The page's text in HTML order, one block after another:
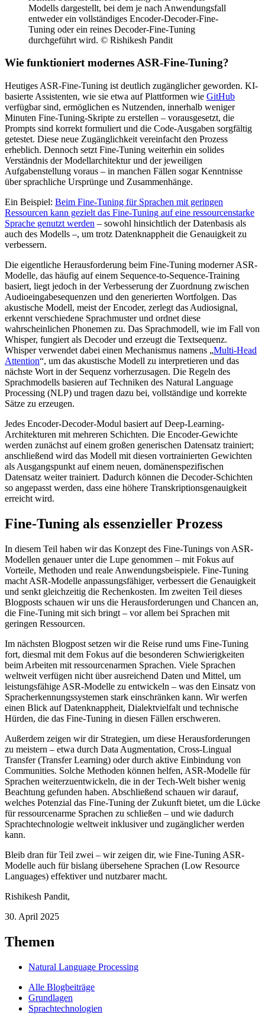
Modells dargestellt, bei dem je nach Anwendungsfall
entweder ein vollständiges Encoder-Decoder-Fine-
Tuning oder ein reines Decoder-Fine-Tuning
durchgeführt wird. © Rishikesh Pandit
Wie funktioniert modernes ASR-Fine-Tuning?
Heutiges ASR-Fine-Tuning ist deutlich zugänglicher geworden. KI-
basierte Assistenten, wie sie etwa auf Plattformen wie GitHub
verfügbar sind, ermöglichen es Nutzenden, innerhalb weniger
Minuten Fine-Tuning-Skripte zu erstellen – vorausgesetzt, die
Prompts sind korrekt formuliert und die Code-Ausgaben sorgfältig
getestet. Diese neue Zugänglichkeit vereinfacht den Prozess
erheblich. Dennoch setzt Fine-Tuning weiterhin ein solides
Verständnis der Modellarchitektur und der jeweiligen
Aufgabenstellung voraus – in manchen Fällen sogar Kenntnisse
über sprachliche Ursprünge und Zusammenhänge.
Ein Beispiel: Beim Fine-Tuning für Sprachen mit geringen
Ressourcen kann gezielt das Fine-Tuning auf eine ressourcenstarke
Sprache genutzt werden – sowohl hinsichtlich der Datenbasis als
auch des Modells –, um trotz Datenknappheit die Genauigkeit zu
verbessern.
Die eigentliche Herausforderung beim Fine-Tuning moderner ASR-
Modelle, das häufig auf einem Sequence-to-Sequence-Training
basiert, liegt jedoch in der Verbesserung der Zuordnung zwischen
Audioeingabesequenzen und den generierten Wortfolgen. Das
akustische Modell, meist der Encoder, zerlegt das Audiosignal,
erkennt verschiedene Sprachmuster und ordnet diese
wahrscheinlichen Phonemen zu. Das Sprachmodell, wie im Fall von
Whisper, fungiert als Decoder und erzeugt die Textsequenz.
Whisper verwendet dabei einen Mechanismus namens „Multi-Head
Attention“, um das akustische Modell zu interpretieren und das
nächste Wort in der Sequenz vorherzusagen. Die Regeln des
Sprachmodells basieren auf Techniken des Natural Language
Processing (NLP) und tragen dazu bei, vollständige und korrekte
Sätze zu erzeugen.
Jedes Encoder-Decoder-Modul basiert auf Deep-Learning-
Architekturen mit mehreren Schichten. Die Encoder-Gewichte
werden zunächst auf einem großen generischen Datensatz trainiert;
anschließend wird das Modell mit diesen vortrainierten Gewichten
als Ausgangspunkt auf einem neuen, domänenspezifischen
Datensatz weiter trainiert. Dadurch können die Decoder-Schichten
so angepasst werden, dass eine höhere Transkriptionsgenauigkeit
erreicht wird.
Fine-Tuning als essenzieller Prozess
In diesem Teil haben wir das Konzept des Fine-Tunings von ASR-
Modellen genauer unter die Lupe genommen – mit Fokus auf
Vorteile, Methoden und reale Anwendungsbeispiele. Fine-Tuning
macht ASR-Modelle anpassungsfähiger, verbessert die Genauigkeit
und senkt gleichzeitig die Rechenkosten. Im zweiten Teil dieses
Blogposts schauen wir uns die Herausforderungen und Chancen an,
die Fine-Tuning mit sich bringt – vor allem bei Sprachen mit
geringen Ressourcen.
Im nächsten Blogpost setzen wir die Reise rund ums Fine-Tuning
fort, diesmal mit dem Fokus auf die besonderen Schwierigkeiten
beim Arbeiten mit ressourcenarmen Sprachen. Viele Sprachen
weltweit verfügen nicht über ausreichend Daten und Mittel, um
leistungsfähige ASR-Modelle zu entwickeln – was den Einsatz von
Spracherkennungssystemen stark einschränken kann. Wir werfen
einen Blick auf Datenknappheit, Dialektvielfalt und technische
Hürden, die das Fine-Tuning in diesen Fällen erschweren.
Außerdem zeigen wir dir Strategien, um diese Herausforderungen
zu meistern – etwa durch Data Augmentation, Cross-Lingual
Transfer (Transfer Learning) oder durch aktive Einbindung von
Communities. Solche Methoden können helfen, ASR-Modelle für
Sprachen weiterzuentwickeln, die in der Tech-Welt bisher wenig
Beachtung gefunden haben. Abschließend schauen wir darauf,
welches Potenzial das Fine-Tuning der Zukunft bietet, um die Lücke
für ressourcenarme Sprachen zu schließen – und wie dadurch
Sprachtechnologie weltweit inklusiver und zugänglicher werden
kann.
Bleib dran für Teil zwei – wir zeigen dir, wie Fine-Tuning ASR-
Modelle auch für bislang übersehene Sprachen (Low Resource
Languages) effektiver und nutzbarer macht.
Rishikesh Pandit,
30. April 2025
Themen
Natural Language Processing
Alle Blogbeiträge
Grundlagen
Sprachtechnologien